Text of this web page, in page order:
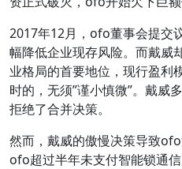
2017年12月，ofo董事会提交
幅降低企业现存风险。而戴威
业格局的首要地位，现行盈利
时的，无须”谨小慎微”。戴威
拒绝了合并决策。
然而，戴威的傲慢决策导致
ofo超过半年未支付智能锁通